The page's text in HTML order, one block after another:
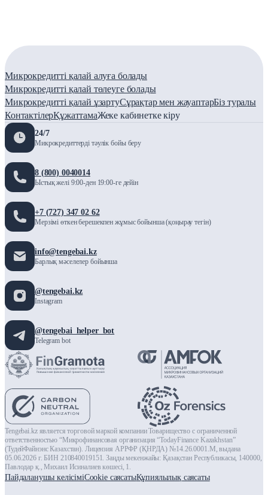
Микрокредитті қалай алуға болады
Микрокредитті қалай төлеуге болады
Микрокредитті қалай ұзартуСұрақтар мен жауаптарБіз туралы
КонтактілерҚұжаттамаЖеке кабинетке кіру
24/7
Микрокредиттерді тәулік бойы беру
8 (800) 0040014
Ыстық желі 9:00-ден 19:00-ге дейін
+7 (727) 347 02 62
Мерзімі өткен берешекпен жұмыс бойынша (қоңырау тегін)
info@tengebai.kz
Барлық мәселелер бойынша
@tengebai.kz
Instagram
@tengebai_helper_bot
Telegram bot
Tengebai.kz является торговой маркой компании Товарищество с ограниченной
ответственностью “Микрофинансовая организация “TodayFinance Kazakhstan”
(ТудейФайнэнс Казахстан). Лицензия АРРФР (ҚНРДА) №14.26.0001.М, выдана
05.06.2026 г. БИН 210840019151. Заңды мекенжайы: Қазақстан Республикасы, 140000,
Павлодар қ., Михаил Исиналиев көшесі, 1.
Пайдаланушы келісіміСookie саясатыҚұпиялылық саясаты